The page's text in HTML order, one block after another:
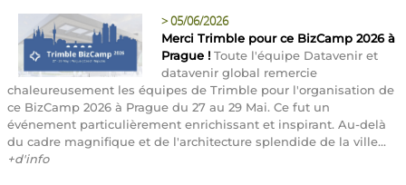
>05/06/2026
Merci Trimble pour ce BizCamp 2026 à
Prague ! Toute l'équipe Datavenir et
datavenir global remercie
chaleureusement les équipes de Trimble pour l'organisation de
ce BizCamp 2026 à Prague du 27 au 29 Mai. Ce fut un
événement particulièrement enrichissant et inspirant. Au-delà
du cadre magnifique et de l'architecture splendide de la ville...
+d'info